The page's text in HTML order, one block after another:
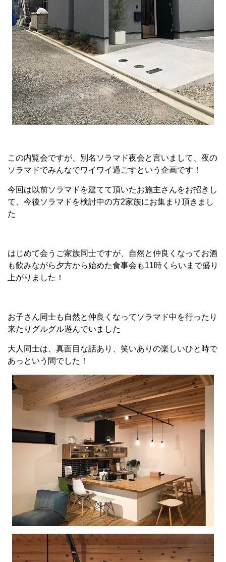
この内覧会ですが、別名ソラマド夜会と言いまして、夜の
ソラマドでみんなでワイワイ過ごすという企画です！
今回は以前ソラマドを建てて頂いたお施主さんをお招きし
て、今後ソラマドを検討中の方2家族にお集まり頂きまし
た
はじめて会うご家族同士ですが、自然と仲良くなってお酒
も飲みながら夕方から始めた食事会も11時くらいまで盛り
上がりました！
お子さん同士も自然と仲良くなってソラマド中を行ったり
来たりグルグル遊んでいました
大人同士は、真面目な話あり、笑いありの楽しいひと時で
あっという間でした！